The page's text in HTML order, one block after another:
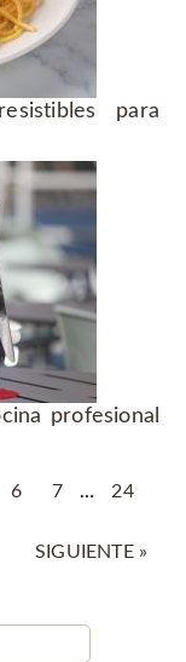
para
profesional
6 7 … 24
SIGUIENTE »